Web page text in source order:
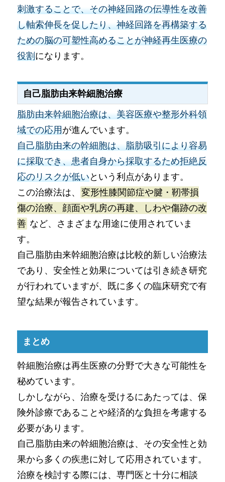
刺激することで、その神経回路の伝導性を改善
し軸索伸長を促したり、神経回路を再構築する
ための脳の可塑性高めることが神経再生医療の
役割になります。
自己脂肪由来幹細胞治療
脂肪由来幹細胞治療は、美容医療や整形外科領
域での応用が進んでいます。
自己脂肪由来の幹細胞は、脂肪吸引により容易
に採取でき、患者自身から採取するため拒絶反
応のリスクが低いという利点があります。
この治療法は、 変形性膝関節症や腱・靭帯損
傷の治療、顔面や乳房の再建、しわや傷跡の改
善 など、さまざまな用途に使用されていま
す。
自己脂肪由来幹細胞治療は比較的新しい治療法
であり、安全性と効果については引き続き研究
が行われていますが、既に多くの臨床研究で有
望な結果が報告されています。
まとめ
幹細胞治療は再生医療の分野で大きな可能性を
秘めています。
しかしながら、治療を受けるにあたっては、保
険外診療であることや経済的な負担を考慮する
必要があります。
自己脂肪由来の幹細胞治療は、その安全性と効
果から多くの疾患に対して応用されています。
治療を検討する際には、専門医と十分に相談